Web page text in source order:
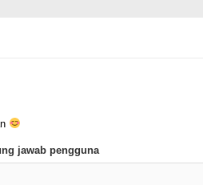
jawab pengguna